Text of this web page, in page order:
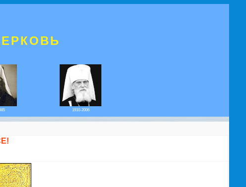
1910-2006